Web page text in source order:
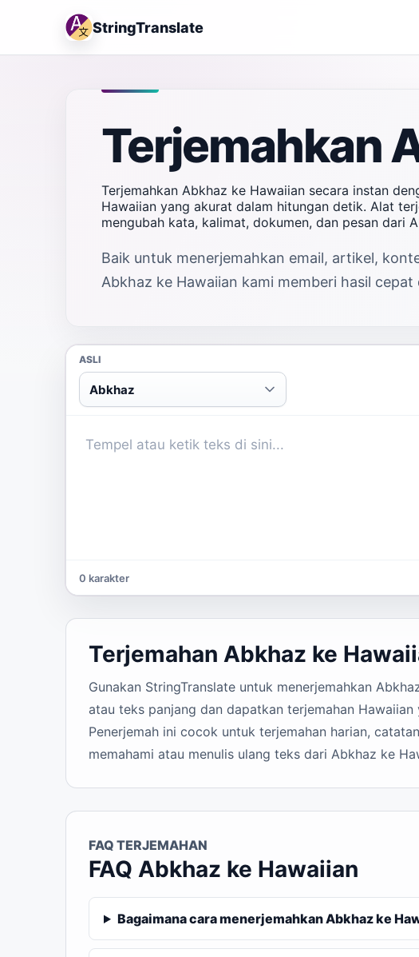
StringTranslate
Terjemahkan
Terjemahkan Abkhaz ke Hawaiian secara instan
Hawaiian yang akurat dalam hitungan detik. Alat
mengubah kata, kalimat, dokumen, dan pesan dari
Baik untuk menerjemahkan email, artikel,
Abkhaz ke Hawaiian kami memberi hasil
ASLI
Abkhaz
0 karakter
Terjemahan Abkhaz ke
Gunakan StringTranslate untuk menerjemahkan
atau teks panjang dan dapatkan terjemahan Hawaiian
Penerjemah ini cocok untuk terjemahan harian,
memahami atau menulis ulang teks dari Abkhaz ke
FAQ TERJEMAHAN
FAQ Abkhaz ke Hawaiian
Bagaimana cara menerjemahkan Abkhaz ke